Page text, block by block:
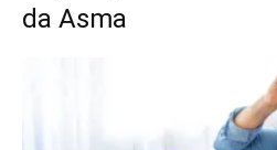
da Asma